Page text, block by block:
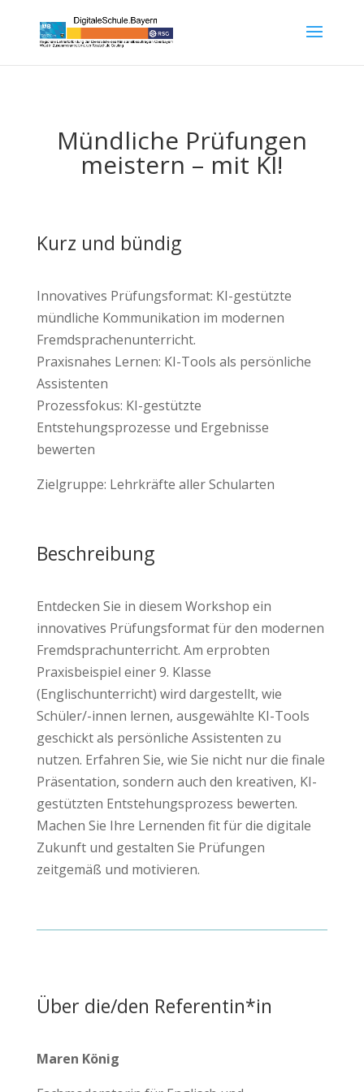
Mündliche Prüfungen
meistern – mit KI!
Kurz und bündig
Innovatives Prüfungsformat: KI-gestützte
mündliche Kommunikation im modernen
Fremdsprachenunterricht.
Praxisnahes Lernen: KI-Tools als persönliche
Assistenten
Prozessfokus: KI-gestützte
Entstehungsprozesse und Ergebnisse
bewerten
Zielgruppe: Lehrkräfte aller Schularten
Beschreibung
Entdecken Sie in diesem Workshop ein
innovatives Prüfungsformat für den modernen
Fremdsprachunterricht. Am erprobten
Praxisbeispiel einer 9. Klasse
(Englischunterricht) wird dargestellt, wie
Schüler/-innen lernen, ausgewählte KI-Tools
geschickt als persönliche Assistenten zu
nutzen. Erfahren Sie, wie Sie nicht nur die finale
Präsentation, sondern auch den kreativen, KI-
gestützten Entstehungsprozess bewerten.
Machen Sie Ihre Lernenden fit für die digitale
Zukunft und gestalten Sie Prüfungen
zeitgemäß und motivieren.
Über die/den Referentin*in
Maren König